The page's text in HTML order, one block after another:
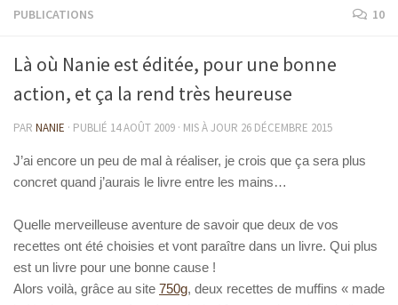
PUBLICATIONS 10
Là où Nanie est éditée, pour une bonne
action, et ça la rend très heureuse
PAR NANIE · PUBLIÉ 14 AOÛT 2009 · MIS À JOUR 26 DÉCEMBRE 2015
J’ai encore un peu de mal à réaliser, je crois que ça sera plus
concret quand j’aurais le livre entre les mains…
Quelle merveilleuse aventure de savoir que deux de vos
recettes ont été choisies et vont paraître dans un livre. Qui plus
est un livre pour une bonne cause !
Alors voilà, grâce au site 750g, deux recettes de muffins « made